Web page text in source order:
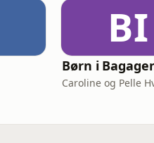
BI
Børn i